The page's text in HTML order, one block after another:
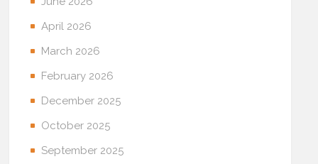
April 2026
March 2026
February 2026
December 2025
October 2025
September 2025